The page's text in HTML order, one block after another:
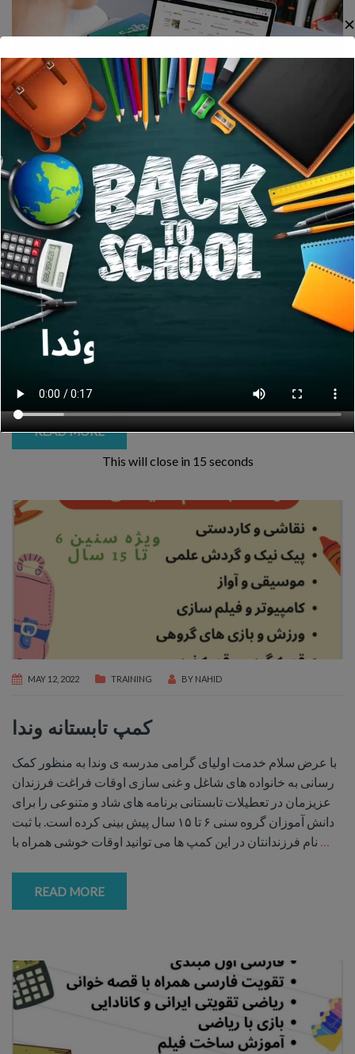
AUGUST 26, 2022 TRAINING BYNAHID
برنامه کلاس های درس سال تحصیلی
۱۴۰۲-۱۴۰۱ نورث ونکور وترای سیتی
فرا رسیدن ماه مهر، ماه مهرانگیز بازگشایی مدرسه‌ها ، آغاز سفر
دل انگیز در مسیر دانستن و فهمیدن، تابش خورشید علم بر
سرزمین دل‌ها و شروع سال تحصیلی جدید را به شما دانش آموزان
عزیز تبریک می گوییم و برایتان تلاشی افتخار آمیز به سوی فرداهای
روشن را آرزو می کنیم. برنامه ی کلاس های مدرسه طبق جدول
READ MORE
MAY 12, 2022 TRAINING BY NAHID
کمپ تابستانه وندا
با عرض سلام خدمت اولیای گرامی مدرسه ی وندا به منظور کمک
رسانی به خانواده های شاغل و غنی سازی اوقات فراغت فرزندان
عزیزمان در تعطیلات تابستانی برنامه های شاد و متنوعی را برای
دانش آموزان گروه سنی ۶ تا ۱۵ سال پیش بینی کرده است. با ثبت
…
READ MORE
✕
This will close in 14 seconds